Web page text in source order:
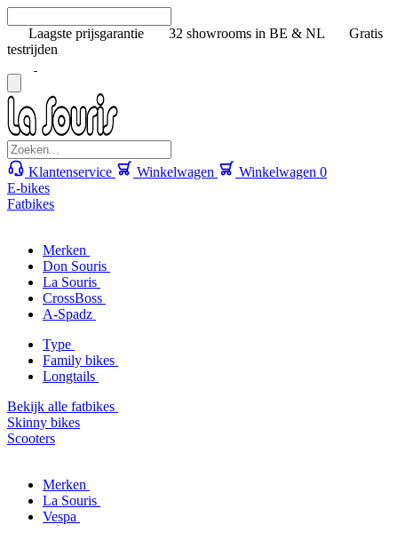
Laagste prijsgarantie 32 showrooms in BE & NL
Gratis
testrijden
Klantenservice Winkelwagen Winkelwagen 0
E-bikes
Fatbikes
Merken
Don Souris
La Souris
CrossBoss
A-Spadz
Type
Family bikes
Longtails
Bekijk alle fatbikes
Skinny bikes
Scooters
Merken
La Souris
Vespa